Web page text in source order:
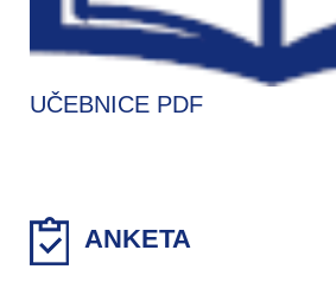
UČEBNICE PDF
ANKETA